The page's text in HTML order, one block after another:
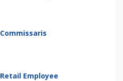
Commissaris
Retail Employee